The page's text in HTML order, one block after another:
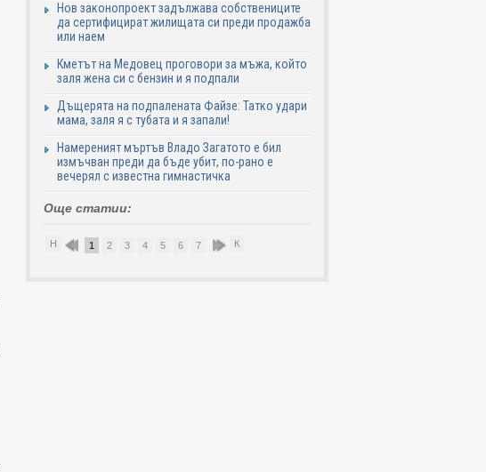
Нов законопроект задължава собствениците
да сертифицират жилищата си преди продажба
или наем
Кметът на Медовец проговори за мъжа, който
заля жена си с бензин и я подпали
Дъщерята на подпалената Файзе: Татко удари
мама, заля я с тубата и я запали!
Намереният мъртъв Владо Загатото е бил
измъчван преди да бъде убит, по-рано е
вечерял с известна гимнастичка
Още статии:
Н 1 2 3 4 5 6 7 8 9К